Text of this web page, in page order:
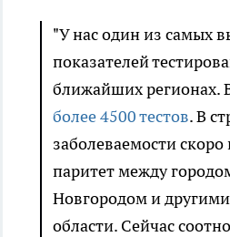
"У нас один из самых
показателей
ближайших регионах.
более 4500 тестов. В
заболеваемости скоро
паритет между
Новгородом и
области. Сейчас